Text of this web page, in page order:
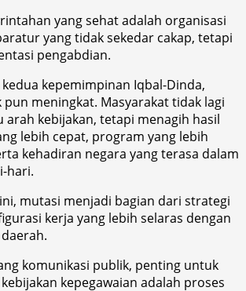
yang sehat adalah organisasi
yang tidak sekedar cakap, tetapi
pengabdian.
kepemimpinan Iqbal-Dinda,
pun meningkat. Masyarakat tidak lagi
arah kebijakan, tetapi menagih hasil
lebih cepat, program yang lebih
kehadiran negara yang terasa dalam
hari.
mutasi menjadi bagian dari strategi
kerja yang lebih selaras dengan
komunikasi publik, penting untuk
kepegawaian adalah proses